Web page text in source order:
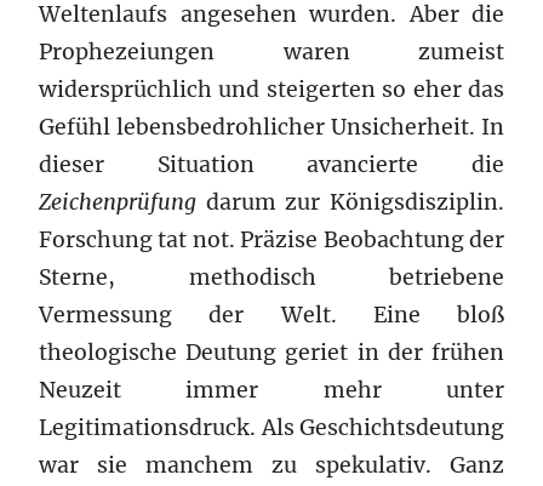
Weltenlaufs angesehen wurden. Aber die
Prophezeiungen waren zumeist
widersprüchlich und steigerten so eher das
Gefühl lebensbedrohlicher Unsicherheit. In
dieser Situation avancierte die
Zeichenprüfung darum zur Königsdisziplin.
Forschung tat not. Präzise Beobachtung der
Sterne, methodisch betriebene
Vermessung der Welt. Eine bloß
theologische Deutung geriet in der frühen
Neuzeit immer mehr unter
Legitimationsdruck. Als Geschichtsdeutung
war sie manchem zu spekulativ. Ganz